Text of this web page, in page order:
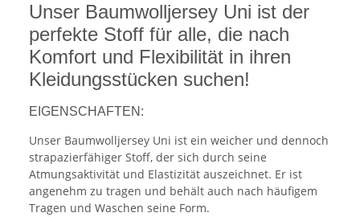
Unser Baumwolljersey Uni ist der
perfekte Stoff für alle, die nach
Komfort und Flexibilität in ihren
Kleidungsstücken suchen!
EIGENSCHAFTEN:
Unser Baumwolljersey Uni ist ein weicher und dennoch
strapazierfähiger Stoff, der sich durch seine
Atmungsaktivität und Elastizität auszeichnet. Er ist
angenehm zu tragen und behält auch nach häufigem
Tragen und Waschen seine Form.